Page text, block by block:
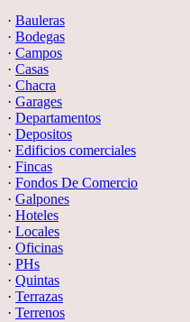
· Bauleras
· Bodegas
· Campos
· Casas
· Chacra
· Garages
· Departamentos
· Depositos
· Edificios comerciales
· Fincas
· Fondos De Comercio
· Galpones
· Hoteles
· Locales
· Oficinas
· PHs
· Quintas
· Terrazas
· Terrenos